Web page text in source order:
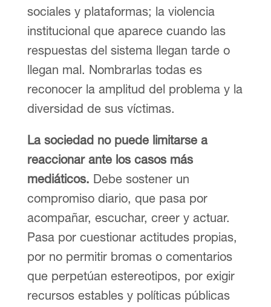
sociales y plataformas; la violencia
institucional que aparece cuando las
respuestas del sistema llegan tarde o
llegan mal. Nombrarlas todas es
reconocer la amplitud del problema y la
diversidad de sus víctimas.
La sociedad no puede limitarse a
reaccionar ante los casos más
mediáticos. Debe sostener un
compromiso diario, que pasa por
acompañar, escuchar, creer y actuar.
Pasa por cuestionar actitudes propias,
por no permitir bromas o comentarios
que perpetúan estereotipos, por exigir
recursos estables y políticas públicas